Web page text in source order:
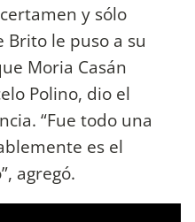
y sólo
Brito le puso a su
Moria Casán
Polino, dio el
“Fue todo una
es el
agregó.